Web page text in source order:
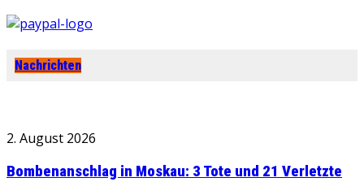
Nachrichten
2. August 2026
Bombenanschlag in Moskau: 3 Tote und 21 Verletzte